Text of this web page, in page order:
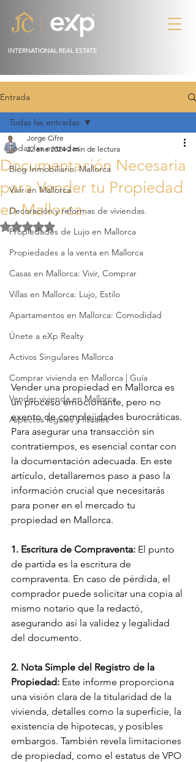
INTERNATIONAL REAL ESTATE
Entrada
Todas las entradas
Blog Inmobiliario. Mallorca
Vivir en Mallorca
Decoración y reformas de viviendas.
Propiedades de Lujo en Mallorca
Propiedades a la venta en Mallorca
Casas en Mallorca: Vivir, Comprar
Villas en Mallorca: Lujo, Estilo
Apartamentos en Mallorca: Comodidad
Únete a eXp Realty
Activos Singulares Mallorca
Comprar vivienda en Mallorca | Guía
Vender vivienda en Mallorca
Aspectos legales y fiscales
Todas las entradas
Documentación Necesaria
para Vender tu Propiedad
en Mallorca.
Jorge Cifre
22 ene 2024 2 min de lectura
Obtuvo NaN de 5 estrellas.
Vender una propiedad en Mallorca es
un proceso emocionante, pero no
exento de complejidades burocráticas.
Para asegurar una transacción sin
contratiempos, es esencial contar con
la documentación adecuada. En este
artículo, detallaremos paso a paso la
información crucial que necesitarás
para poner en el mercado tu
propiedad en Mallorca.
1. Escritura de Compraventa: El punto
de partida es la escritura de
compraventa. En caso de pérdida, el
comprador puede solicitar una copia al
mismo notario que la redactó,
asegurando así la validez y legalidad
del documento.
2. Nota Simple del Registro de la
Propiedad: Este informe proporciona
una visión clara de la titularidad de la
vivienda, detalles como la superficie, la
existencia de hipotecas, y posibles
embargos. También revela limitaciones
de propiedad, como el estatus de VPO